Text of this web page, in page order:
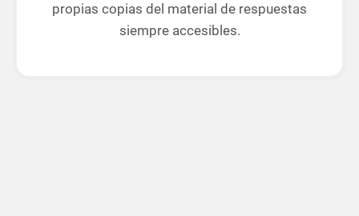
propias copias del material de respuestas
siempre accesibles.